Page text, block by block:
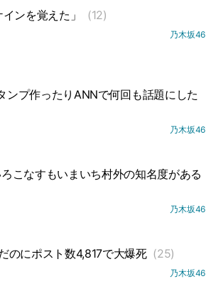
ンを覚えた」 (12)
乃木坂46
プ作ったりANNで何回も話題にした
乃木坂46
こなすもいまいち村外の知名度がある
乃木坂46
のにポスト数4,817で大爆死 (25)
乃木坂46